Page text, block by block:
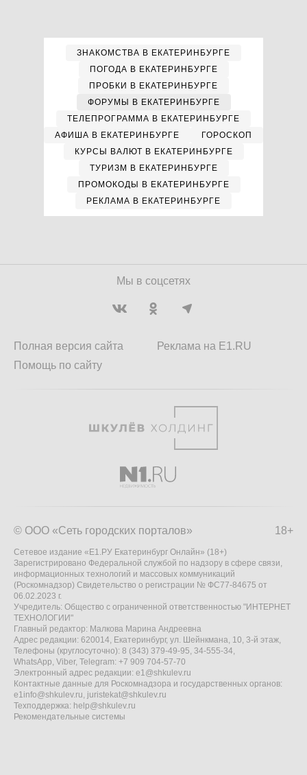
ЗНАКОМСТВА В ЕКАТЕРИНБУРГЕ
ПОГОДА В ЕКАТЕРИНБУРГЕ
ПРОБКИ В ЕКАТЕРИНБУРГЕ
ФОРУМЫ В ЕКАТЕРИНБУРГЕ
ТЕЛЕПРОГРАММА В ЕКАТЕРИНБУРГЕ
АФИША В ЕКАТЕРИНБУРГЕ
ГОРОСКОП
КУРСЫ ВАЛЮТ В ЕКАТЕРИНБУРГЕ
ТУРИЗМ В ЕКАТЕРИНБУРГЕ
ПРОМОКОДЫ В ЕКАТЕРИНБУРГЕ
РЕКЛАМА В ЕКАТЕРИНБУРГЕ
Мы в соцсетях
Полная версия сайта
Помощь по сайту
Реклама на E1.RU
18+
© ООО «Сеть городских порталов»
Сетевое издание «Е1.РУ Екатеринбург Онлайн» (18+)
Зарегистрировано Федеральной службой по надзору в сфере связи,
информационных технологий и массовых коммуникаций
(Роскомнадзор) Свидетельство о регистрации № ФС77-84675 от
06.02.2023 г.
Учредитель: Общество с ограниченной ответственностью "ИНТЕРНЕТ
ТЕХНОЛОГИИ"
Главный редактор: Малкова Марина Андреевна
Адрес редакции: 620014, Екатеринбург, ул. Шейнкмана, 10, 3-й этаж,
Телефоны (круглосуточно): 8 (343) 379-49-95, 34-555-34,
WhatsApp, Viber, Telegram: +7 909 704-57-70
Электронный адрес редакции: e1@shkulev.ru
Контактные данные для Роскомнадзора и государственных органов:
e1info@shkulev.ru, juristekat@shkulev.ru
Техподдержка: help@shkulev.ru
Рекомендательные системы